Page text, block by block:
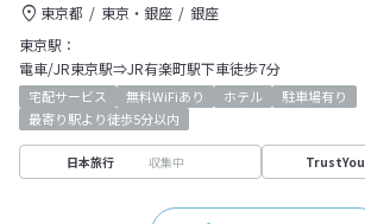
東京都 東京・銀座
銀座
東京駅：
電車/JR東京駅⇒JR有楽町駅下車徒歩7分
宅配サービス 無料WiFiあり ホテル
駐車場有り
最寄り駅より徒歩5分以内
日本旅行 収集中 TrustYou